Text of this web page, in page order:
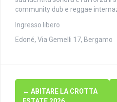
community dub e reggae
Ingresso libero
Edoné, Via Gemelli 17, Bergamo
Navigazione
← ABITARE LA CROTTA